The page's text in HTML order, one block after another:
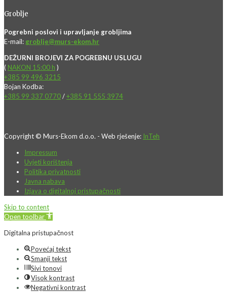
Groblje
Pogrebni poslovi i upravljanje grobljima
E-mail: groblje@murs-ekom.hr
DEŽURNI BROJEVI ZA POGREBNU USLUGU
( NAKON 15:00 h )
+385 99 496 3215
Bojan Kodba:
+385 99 337 0770/+385 91 555 3974
Copyright © Murs-Ekom d.o.o. - Web rješenje: InTeh
Impressum
Uvjeti korištenja
Politika privatnosti
Javna nabava
Izjava o digitalnoj pristupačnosti
Skip to content
Open toolbar
Digitalna pristupačnost
Povećaj tekst
Smanji tekst
Sivi tonovi
Visok kontrast
Negativni kontrast